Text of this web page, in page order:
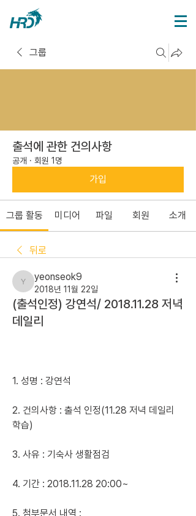
그룹
출석에 관한 건의사항
공개 · 회원 1명
가입
그룹 활동 미디어 파일 회원 소개
뒤로
yeonseok9
yeonseok9
2018년 11월 22일
(출석인정) 강연석/ 2018.11.28 저녁
데일리
1. 성명 : 강연석
2. 건의사항 : 출석 인정(11.28 저녁 데일리
학습)
3. 사유 : 기숙사 생활점검
4. 기간 : 2018.11.28 20:00~
5. 첨부문서 내역 :